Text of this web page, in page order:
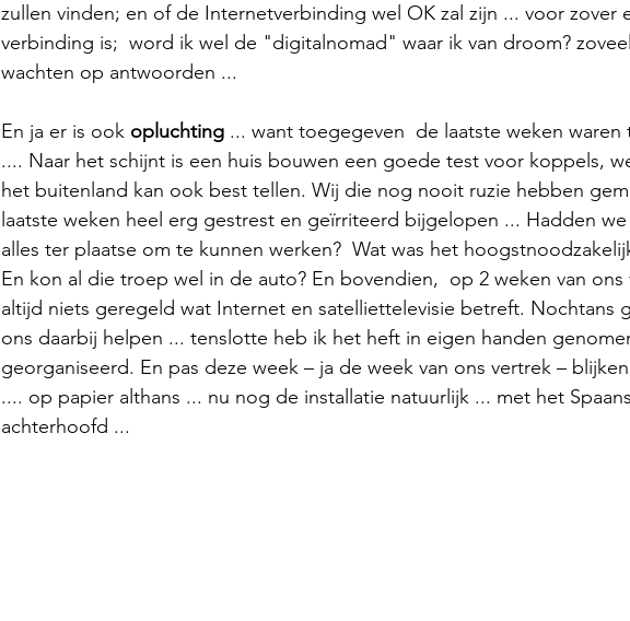
zullen vinden; en of de Internetverbinding wel OK zal zijn ... voor zover
verbinding is;  word ik wel de "digitalnomad" waar ik van droom?
wachten op antwoorden ...
En ja er is ook opluchting ... want toegegeven  de laatste weken waren
.... Naar het schijnt is een huis bouwen een goede test voor koppels,
het buitenland kan ook best tellen. Wij die nog nooit ruzie hebben
laatste weken heel erg gestrest en geïrriteerd bijgelopen ... Hadden
alles ter plaatse om te kunnen werken?  Wat was het
En kon al die troep wel in de auto? En bovendien,  op 2 weken van
altijd niets geregeld wat Internet en satelliettelevisie betreft. Nochtans
ons daarbij helpen ... tenslotte heb ik het heft in eigen handen
georganiseerd. En pas deze week – ja de week van ons vertrek –
.... op papier althans ... nu nog de installatie natuurlijk ... met het
achterhoofd ...